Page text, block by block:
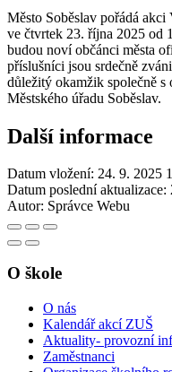
Město Soběslav pořádá
ve čtvrtek 23. října 2025 od
budou noví občánci města
příslušníci jsou srdečně
důležitý okamžik společně s
Městského úřadu Soběslav.
Další informace
Datum vložení: 24. 9. 2025
Datum poslední aktualizace:
Autor: Správce Webu
O škole
O nás
Kalendář akcí ZUŠ
Aktuality- provozní
Zaměstnanci